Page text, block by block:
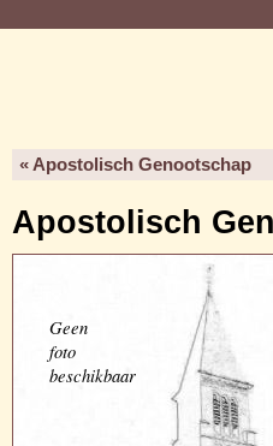
« Apostolisch Genootschap
Apostolisch
Geen
foto
beschikbaar